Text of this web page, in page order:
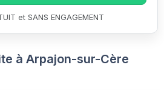
et SANS ENGAGEMENT
à Arpajon-sur-Cère